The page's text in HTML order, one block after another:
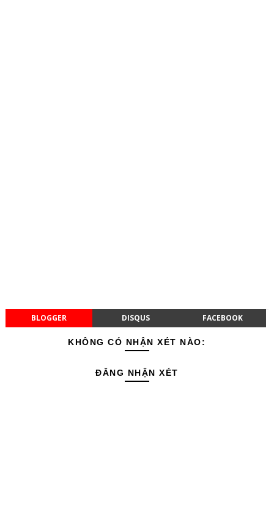
BLOGGER DISQUS FACEBOOK
KHÔNG CÓ NHẬN XÉT NÀO:
ĐĂNG NHẬN XÉT